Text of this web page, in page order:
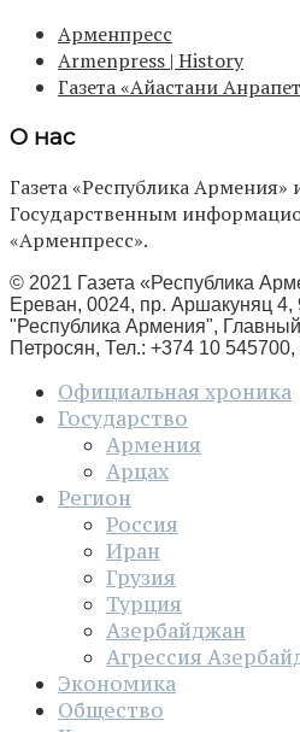
Арменпресс
Armenpress | History
Газета «Айастани
О нас
Газета «Республика
Государственным
«Арменпресс».
© 2021 Газета «Республика
Ереван, 0024, пр. Аршакуняц 4,
"Республика Армения",
Петросян, Тел.: +374 10 545700,
Официальная хроника
Государство
Армения
Арцах
Регион
Россия
Иран
Грузия
Турция
Азербайджан
Агрессия
Экономика
Общество